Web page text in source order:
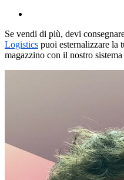
Se vendi di più, devi
Logistics puoi esternalizzare la
magazzino con il nostro